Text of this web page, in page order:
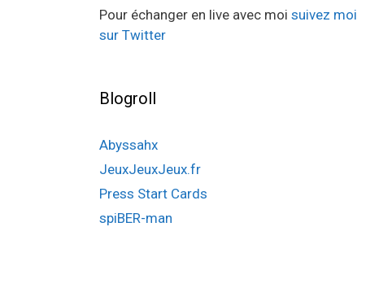
Pour échanger en live avec moi suivez moi
sur Twitter
Blogroll
Abyssahx
JeuxJeuxJeux.fr
Press Start Cards
spiBER-man